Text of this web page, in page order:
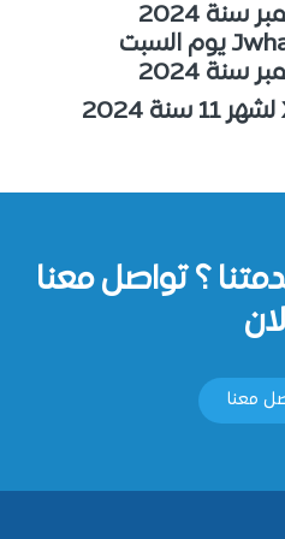
مقالات موقع Jwhartmakh يوم السبت
؟ تواصل معنا
معنا